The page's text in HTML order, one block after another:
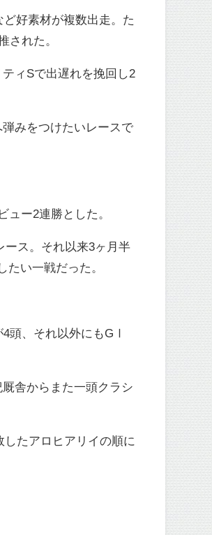
好素材が複数出走。た
された。
ィSで出遅れを挽回し2
みをつけたいレースで
ー2連勝とした。
ース。それ以来3ヶ月半
い一戦だった。
頭、それ以外にもGⅠ
舎からまた一頭クラシ
たアロヒアリイの順に